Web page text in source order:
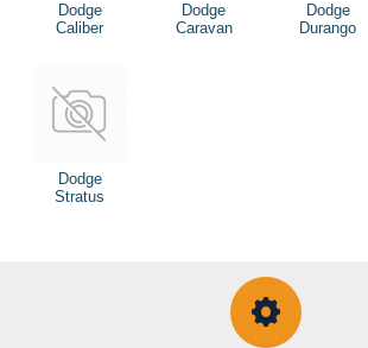
Dodge
Caliber
Dodge
Caravan
Dodge
Durango
Dodge
Stratus